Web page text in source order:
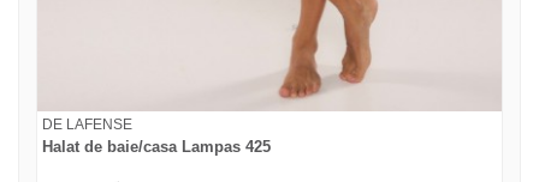
DE LAFENSE
Halat de baie/casa Lampas 425